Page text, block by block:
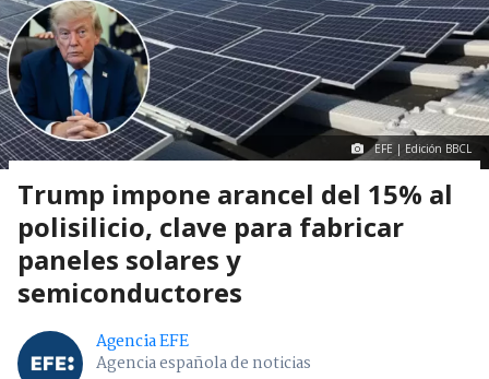
EFE | Edición BBCL
Trump impone arancel del 15% al
polisilicio, clave para fabricar
paneles solares y
semiconductores
Agencia EFE
Agencia española de noticias